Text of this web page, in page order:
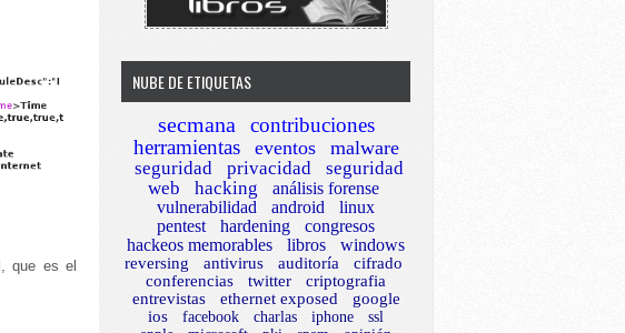
, que es el
NUBE DE ETIQUETAS
secmana
contribuciones
herramientas
eventos malware
seguridad privacidad
seguridad
web
hacking
análisis forense
vulnerabilidad
android
linux
pentest
hardening
congresos
hackeos memorables
libros windows
reversing antivirus auditoría
cifrado
conferencias
twitter
criptografia
entrevistas
ethernet exposed
google
ios
facebook charlas iphone
ssl